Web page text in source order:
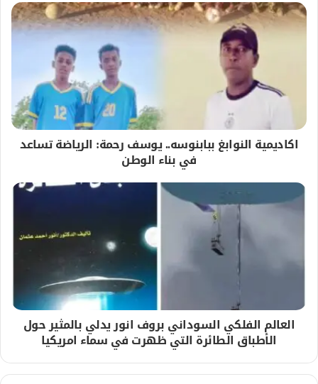
اكاديمية النوابغ ببابنوسه.. يوسف رحمة: الرياضة تساعد
في بناء الوطن
العالم الفلكي السوداني بروف انور يدلي بالمثير حول
الأطباق الطائرة التي ظهرت في سماء امريكيا